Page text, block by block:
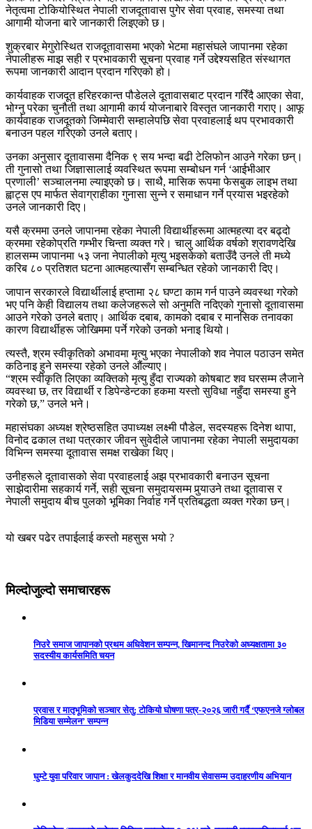
नेतृत्वमा टोकियोस्थित नेपाली राजदूतावास पुगेर सेवा प्रवाह, समस्या तथा
आगामी योजना बारे जानकारी लिइएको छ।
शुक्रबार मेगुरोस्थित राजदूतावासमा भएको भेटमा महासंघले जापानमा रहेका
नेपालीहरू माझ सही र प्रभावकारी सूचना प्रवाह गर्ने उद्देश्यसहित संस्थागत
रूपमा जानकारी आदान प्रदान गरिएको हो।
कार्यवाहक राजदूत हरिहरकान्त पौडेलले दूतावासबाट प्रदान गरिँदै आएका सेवा,
भोग्नु परेका चुनौती तथा आगामी कार्य योजनाबारे विस्तृत जानकारी गराए। आफू
कार्यवाहक राजदूतको जिम्मेवारी सम्हालेपछि सेवा प्रवाहलाई थप प्रभावकारी
बनाउन पहल गरिएको उनले बताए।
उनका अनुसार दूतावासमा दैनिक ९ सय भन्दा बढी टेलिफोन आउने गरेका छन्।
ती गुनासो तथा जिज्ञासालाई व्यवस्थित रूपमा सम्बोधन गर्न ‘आईभीआर
प्रणाली’ सञ्चालनमा ल्याइएको छ। साथै, मासिक रूपमा फेसबुक लाइभ तथा
ह्वाट्स एप मार्फत सेवाग्राहीका गुनासा सुन्ने र समाधान गर्ने प्रयास भइरहेको
उनले जानकारी दिए।
यसै क्रममा उनले जापानमा रहेका नेपाली विद्यार्थीहरूमा आत्महत्या दर बढ्दो
क्रममा रहेकोप्रति गम्भीर चिन्ता व्यक्त गरे। चालु आर्थिक वर्षको श्रावणदेखि
हालसम्म जापानमा ५३ जना नेपालीको मृत्यु भइसकेको बताउँदै उनले ती मध्ये
करिब ८० प्रतिशत घटना आत्महत्यासँग सम्बन्धित रहेको जानकारी दिए।
जापान सरकारले विद्यार्थीलाई हप्तामा २८ घण्टा काम गर्न पाउने व्यवस्था गरेको
भए पनि केही विद्यालय तथा कलेजहरूले सो अनुमति नदिएको गुनासो दूतावासमा
आउने गरेको उनले बताए। आर्थिक दबाब, कामको दबाब र मानसिक तनावका
कारण विद्यार्थीहरू जोखिममा पर्ने गरेको उनको भनाइ थियो।
त्यस्तै, श्रम स्वीकृतिको अभावमा मृत्यु भएका नेपालीको शव नेपाल पठाउन समेत
कठिनाइ हुने समस्या रहेको उनले औंल्याए।
“श्रम स्वीकृति लिएका व्यक्तिको मृत्यु हुँदा राज्यको कोषबाट शव घरसम्म लैजाने
व्यवस्था छ, तर विद्यार्थी र डिपेन्डेन्टका हकमा यस्तो सुविधा नहुँदा समस्या हुने
गरेको छ,” उनले भने।
महासंघका अध्यक्ष श्रेष्ठसहित उपाध्यक्ष लक्ष्मी पौडेल, सदस्यहरू दिनेश थापा,
विनोद ढकाल तथा पत्रकार जीवन सुवेदीले जापानमा रहेका नेपाली समुदायका
विभिन्न समस्या दूतावास समक्ष राखेका थिए।
उनीहरूले दूतावासको सेवा प्रवाहलाई अझ प्रभावकारी बनाउन सूचना
साझेदारीमा सहकार्य गर्ने, सही सूचना समुदायसम्म पुर्‍याउने तथा दूतावास र
नेपाली समुदाय बीच पुलको भूमिका निर्वाह गर्ने प्रतिबद्धता व्यक्त गरेका छन्।
यो खबर पढेर तपाईलाई कस्तो महसुस भयो ?
मिल्दोजुल्दो समाचारहरू
निउरे समाज जापानको प्रथम अधिवेशन सम्पन्न, खिमानन्द निउरेको अध्यक्षतामा ३०
सदस्यीय कार्यसमिति चयन
प्रवास र मातृभूमिको सञ्चार सेतु: टोकियो घोषणा पत्र-२०२६ जारी गर्दै ‘एफएनजे ग्लोबल
मिडिया सम्मेलन’ सम्पन्न
घुम्टे युवा परिवार जापान : खेलकुददेखि शिक्षा र मानवीय सेवासम्म उदाहरणीय अभियान